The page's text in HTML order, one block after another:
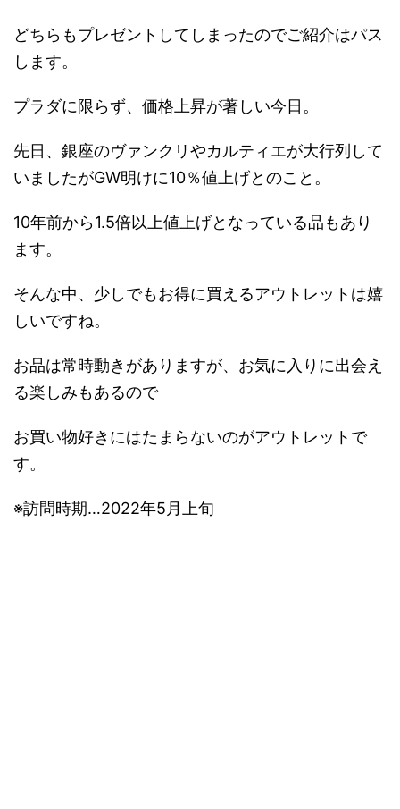
どちらもプレゼントしてしまったのでご紹介はパス
します。
プラダに限らず、価格上昇が著しい今日。
先日、銀座のヴァンクリやカルティエが大行列して
いましたがGW明けに10％値上げとのこと。
10年前から1.5倍以上値上げとなっている品もあり
ます。
そんな中、少しでもお得に買えるアウトレットは嬉
しいですね。
お品は常時動きがありますが、お気に入りに出会え
る楽しみもあるので
お買い物好きにはたまらないのがアウトレットで
す。
※訪問時期…2022年5月上旬